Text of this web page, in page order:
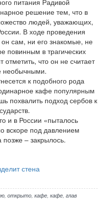
питания Радивой
решение тем, что в
людей, уважающих,
В ходе проведения
сам, ни его знакомые, не
повинным в трагических
отметить, что он не считает
необычными.
к подобного рода
кафе популярным
похвалить подход сербов к
и в России «пыталось
вскоре под давлением
– закрылось.
стена
, открыто, кафе, кафе, глав